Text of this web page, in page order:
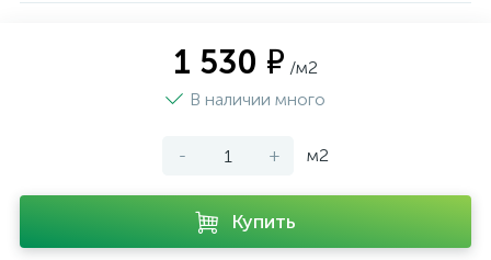
1 530 ₽ /м2
В наличии много
- + м2
Купить